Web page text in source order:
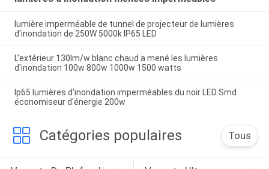
lumière imperméable de tunnel de projecteur de lumières
d'inondation de 250W 5000k IP65 LED
L'extérieur 130lm/w blanc chaud a mené les lumières
d'inondation 100w 800w 1000w 1500 watts
Ip65 lumières d'inondation imperméables du noir LED Smd
économiseur d'énergie 200w
Catégories populaires Tous